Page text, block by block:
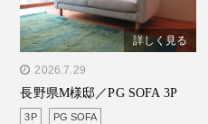
" alt="長野県M様邸／PG
SOFA 3P"/>
詳しく見る
2026.7.29
長野県M様邸／PG SOFA 3P
3P PG SOFA